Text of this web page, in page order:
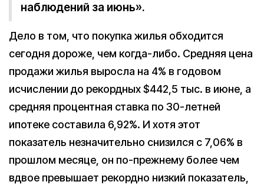
наблюдений за июнь».
Дело в том, что покупка жилья обходится
сегодня дороже, чем когда-либо. Средняя цена
продажи жилья выросла на 4% в годовом
исчислении до рекордных $442,5 тыс. в июне, а
средняя процентная ставка по 30-летней
ипотеке составила 6,92%. И хотя этот
показатель незначительно снизился с 7,06% в
прошлом месяце, он по-прежнему более чем
вдвое превышает рекордно низкий показатель,